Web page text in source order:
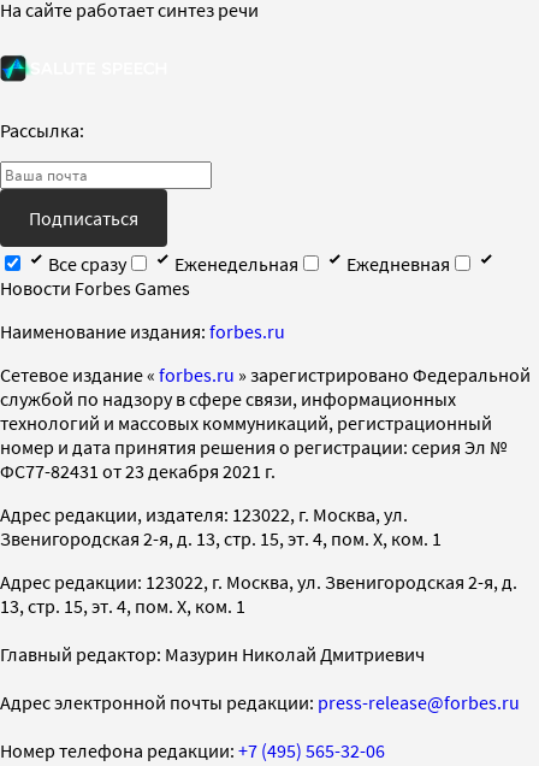
На сайте работает синтез речи
Рассылка:
Подписаться
Все сразу
Еженедельная
Ежедневная
Новости Forbes Games
Наименование издания: forbes.ru
Cетевое издание « forbes.ru » зарегистрировано Федеральной
службой по надзору в сфере связи, информационных
технологий и массовых коммуникаций, регистрационный
номер и дата принятия решения о регистрации: серия Эл №
ФС77-82431 от 23 декабря 2021 г.
Адрес редакции, издателя: 123022, г. Москва, ул.
Звенигородская 2-я, д. 13, стр. 15, эт. 4, пом. X, ком. 1
Адрес редакции: 123022, г. Москва, ул. Звенигородская 2-я, д.
13, стр. 15, эт. 4, пом. X, ком. 1
Главный редактор: Мазурин Николай Дмитриевич
Адрес электронной почты редакции: press-release@forbes.ru
Номер телефона редакции: +7 (495) 565-32-06